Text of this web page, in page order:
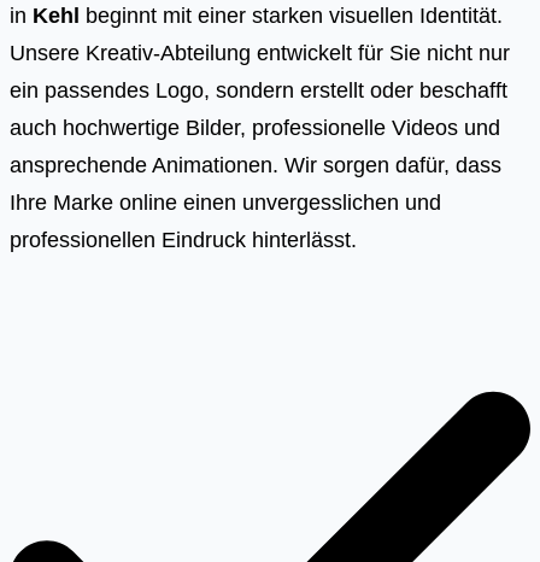
in Kehl beginnt mit einer starken visuellen Identität.
Unsere Kreativ-Abteilung entwickelt für Sie nicht nur
ein passendes Logo, sondern erstellt oder beschafft
auch hochwertige Bilder, professionelle Videos und
ansprechende Animationen. Wir sorgen dafür, dass
Ihre Marke online einen unvergesslichen und
professionellen Eindruck hinterlässt.